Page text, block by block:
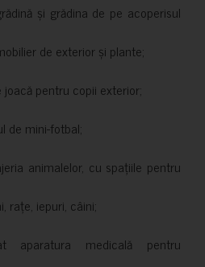
și grădina de pe acoperisul
de exterior și plante;
pentru copii exterior;
de mini-fotbal;
animalelor, cu spațiile pentru
rațe, iepuri, câini;
aparatura medicală pentru